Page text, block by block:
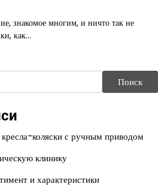
знакомое многим, и ничто так не
как…
Поиск
коляски с ручным приводом
клинику
и характеристики